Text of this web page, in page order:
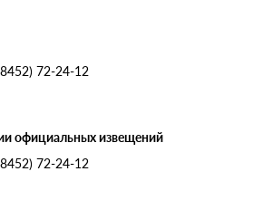
72-24-12
официальных извещений
72-24-12